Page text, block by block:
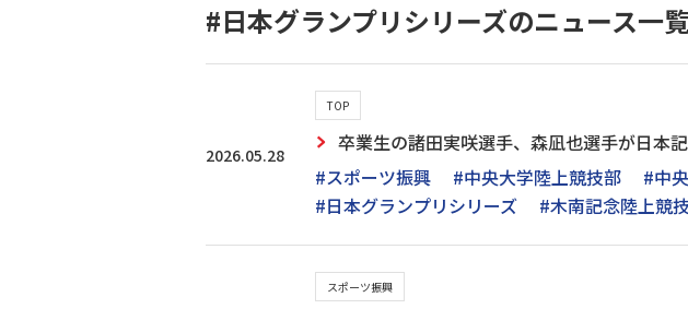
#日本グランプリシリーズのニュース一
2026.05.28
TOP
卒業生の諸田実咲選手、森凪也選手が日本
#スポーツ振興
#中央大学陸上競技部 #中
#日本グランプリシリーズ
#木南記念陸上競
スポーツ振興